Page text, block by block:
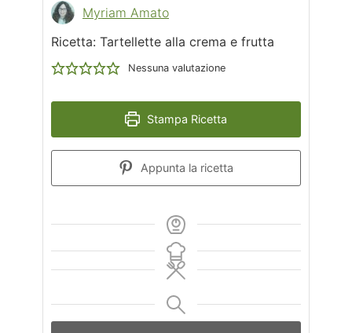
Myriam Amato
Ricetta: Tartellette alla crema e frutta
Nessuna valutazione
Stampa Ricetta
Appunta la ricetta